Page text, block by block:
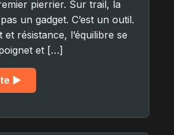
pierrier. Sur trail, la
un gadget. C’est un outil.
résistance, l’équilibre se
et […]
▶︎